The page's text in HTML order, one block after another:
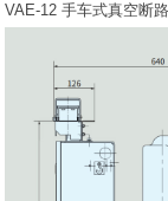
VAE-12 手车式真空断